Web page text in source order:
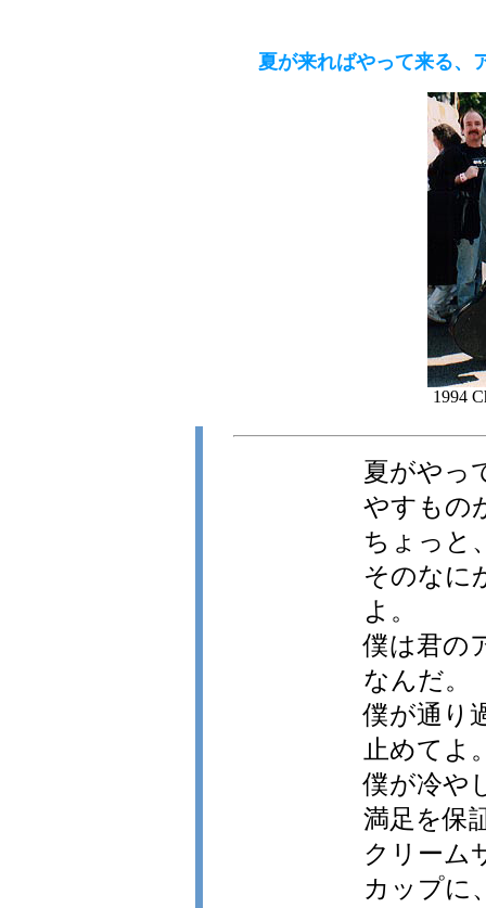
夏が来ればやって来る、
1994
夏がやっ
やすもの
ちょっと
そのなに
よ。
僕は君の
なんだ。
僕が通り
止めてよ
僕が冷や
満足を保
クリーム
カップに